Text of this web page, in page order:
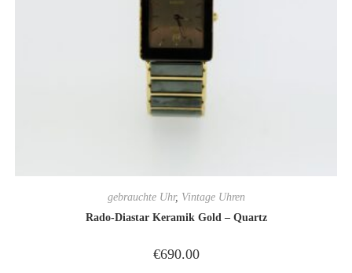
gebrauchte Uhr, Vintage Uhren
Rado-Diastar Keramik Gold – Quartz
€690.00